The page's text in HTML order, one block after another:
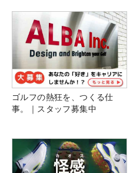
ゴルフの熱狂を、つくる仕
事。｜スタッフ募集中